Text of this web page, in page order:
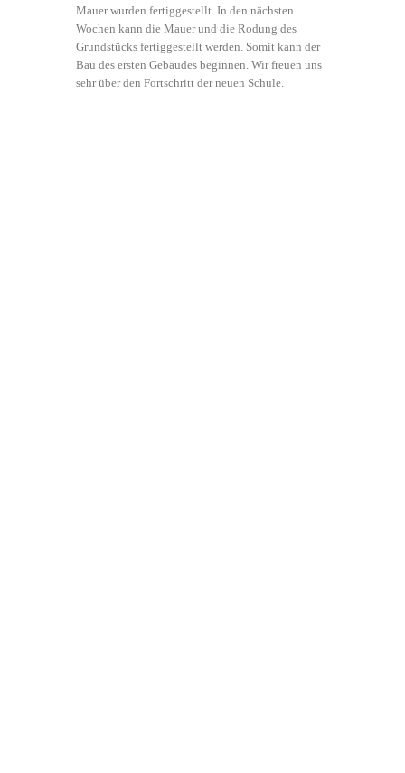
Mauer wurden fertiggestellt. In den nächsten
Wochen kann die Mauer und die Rodung des
Grundstücks fertiggestellt werden. Somit kann der
Bau des ersten Gebäudes beginnen. Wir freuen uns
sehr über den Fortschritt der neuen Schule.